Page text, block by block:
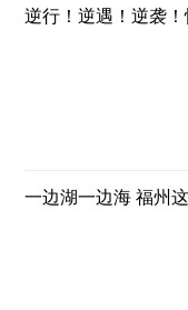
逆行！逆遇！逆袭
一边湖一边海 福州